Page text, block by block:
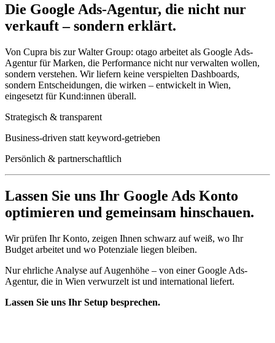
Die Google Ads-Agentur, die nicht nur
verkauft – sondern erklärt.
Von Cupra bis zur Walter Group: otago arbeitet als Google Ads-
Agentur für Marken, die Performance nicht nur verwalten wollen,
sondern verstehen. Wir liefern keine verspielten Dashboards,
sondern Entscheidungen, die wirken – entwickelt in Wien,
eingesetzt für Kund:innen überall.
Strategisch & transparent
Business-driven statt keyword-getrieben
Persönlich & partnerschaftlich
Lassen Sie uns Ihr Google Ads Konto
optimieren und gemeinsam hinschauen.
Wir prüfen Ihr Konto, zeigen Ihnen schwarz auf weiß, wo Ihr
Budget arbeitet und wo Potenziale liegen bleiben.
Nur ehrliche Analyse auf Augenhöhe – von einer Google Ads-
Agentur, die in Wien verwurzelt ist und international liefert.
Lassen Sie uns Ihr Setup besprechen.